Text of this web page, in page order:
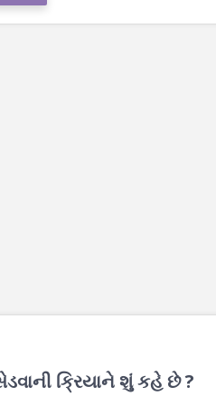
ક્રિયાને શું કહે છે ?